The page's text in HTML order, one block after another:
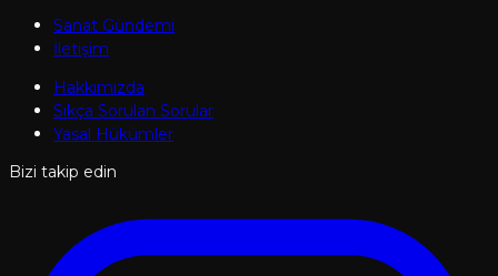
Sanat Gündemi
İletişim
Hakkımızda
Sıkça Sorulan Sorular
Yasal Hükümler
Bizi takip edin